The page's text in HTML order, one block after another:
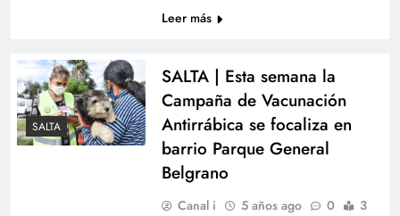
Leer más
SALTA
SALTA | Esta semana la
Campaña de Vacunación
Antirrábica se focaliza en
barrio Parque General
Belgrano
Canal i 5 años ago 0
3